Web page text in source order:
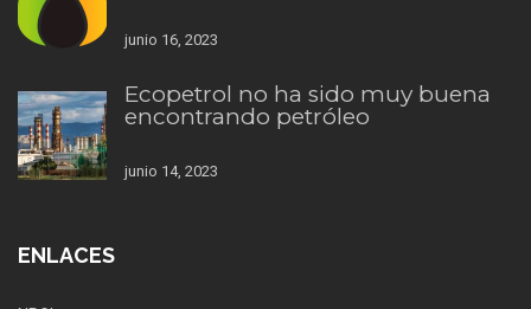
junio 16, 2023
Ecopetrol no ha sido muy buena
encontrando petróleo
junio 14, 2023
ENLACES